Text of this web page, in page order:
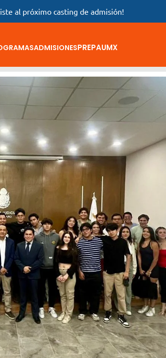
al próximo casting de admisión!
ADMISIONESPREPAUMX